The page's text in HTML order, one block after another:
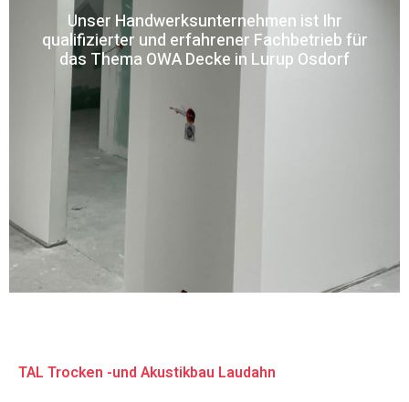
Unser Handwerksunternehmen ist Ihr
qualifizierter und erfahrener Fachbetrieb für
das Thema OWA Decke in Lurup Osdorf
TAL Trocken -und Akustikbau Laudahn